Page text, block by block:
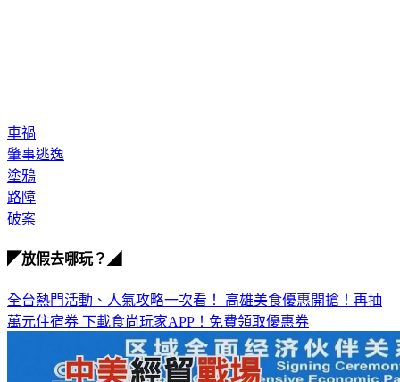
車禍
肇事逃逸
塗鴉
路障
破案
◤放假去哪玩？◢
全台熱門活動、人氣攻略一次看！ 高雄美食優惠開搶！再抽
萬元住宿券 下載食尚玩家APP！免費領取優惠券